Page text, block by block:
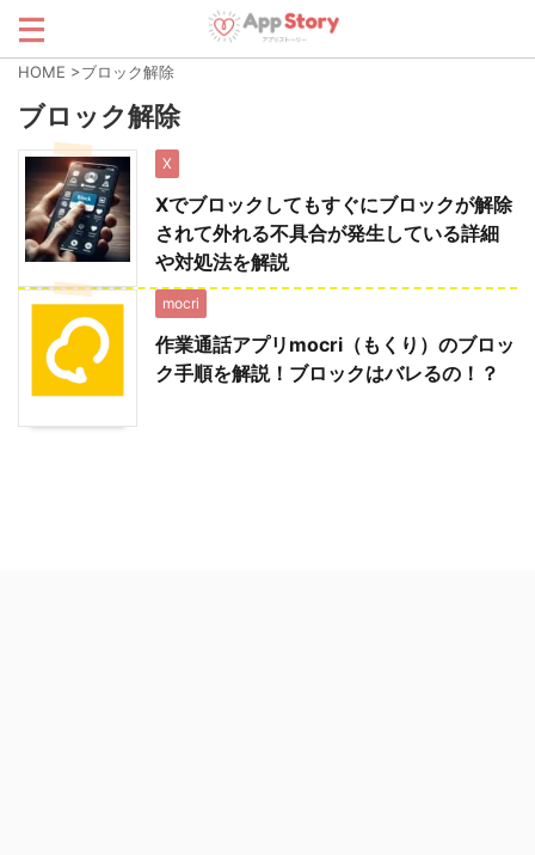
HOME >ブロック解除
ブロック解除
X
Xでブロックしてもすぐにブロックが解除
されて外れる不具合が発生している詳細
や対処法を解説
mocri
作業通話アプリmocri（もくり）のブロッ
ク手順を解説！ブロックはバレるの！？